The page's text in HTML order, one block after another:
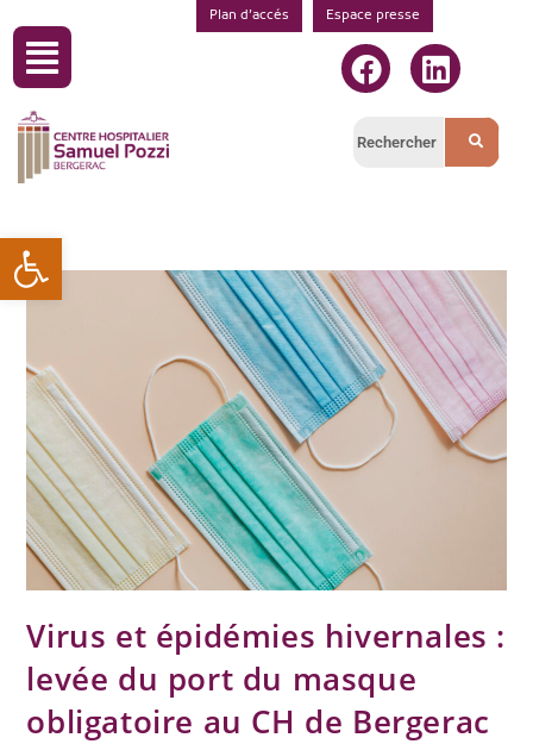
Ouvrir la barre d’outils
Plan d’accés Espace presse
Virus et épidémies hivernales :
levée du port du masque
obligatoire au CH de Bergerac